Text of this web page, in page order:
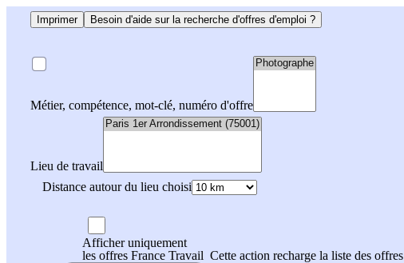
Imprimer Besoin d'aide sur la recherche d'offres d'emploi ?
Métier, compétence, mot-clé, numéro d'offre
Lieu de travail
Distance autour du lieu choisi
Afficher uniquement
les offres France Travail Cette action recharge la liste des offres